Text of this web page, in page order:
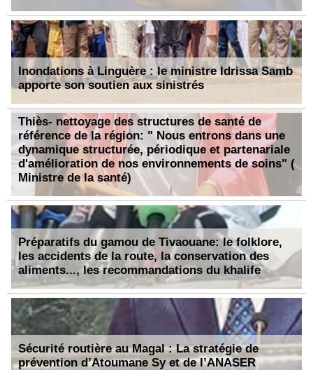
Inondations à Linguère : le ministre Idrissa Samb
apporte son soutien aux sinistrés
Thiès- nettoyage des structures de santé de
référence de la région: " Nous entrons dans une
dynamique structurée, périodique et partenariale
d'amélioration de nos environnements de soins" (
Ministre de la santé)
Préparatifs du gamou de Tivaouane: le folklore,
les accidents de la route, la conservation des
aliments..., les recommandations du khalife
Sécurité routière au Magal : La stratégie de
prévention d’Atoumane Sy et de l’ANASER